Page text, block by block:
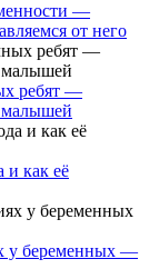
—
от него
ребят —
малышей
и как её
у беременных —